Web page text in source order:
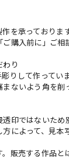
を承っております
購入前に」ご相
り
りして作っていま
ないよう角を削
透印ではないため
方によって、見
。販売する作品